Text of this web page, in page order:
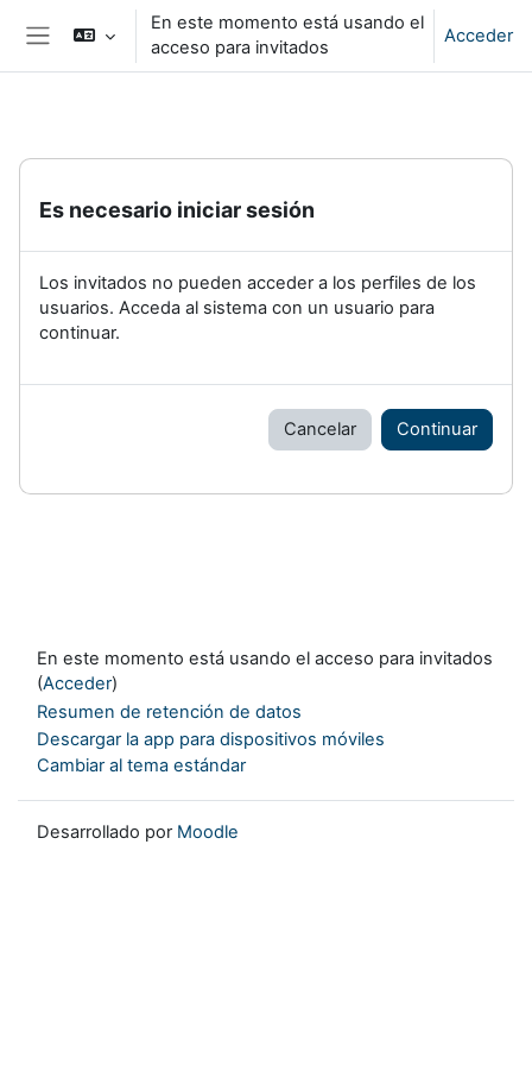
Salta al contenido principal
Panel lateral
En este momento está usando el
acceso para invitados
Acceder
Es necesario iniciar sesión
Los invitados no pueden acceder a los perfiles de los
usuarios. Acceda al sistema con un usuario para
continuar.
Cancelar Continuar
En este momento está usando el acceso para invitados
(Acceder)
Resumen de retención de datos
Descargar la app para dispositivos móviles
Cambiar al tema estándar
Desarrollado por Moodle